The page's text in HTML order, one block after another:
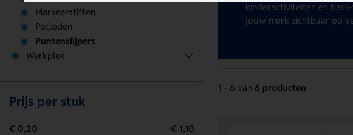
kinderactiviteiten en
jouw merk zichtbaar op
1 - 6 van 6 producten
Markeerstiften
Potloden
Puntenslijpers
Werkplek
Prijs per stuk
€ 0,20 € 1,10